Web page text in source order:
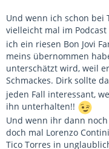
Und wenn ich schon bei
vielleicht mal im Podcast
ich ein riesen Bon Jovi
meins übernommen
unterschätzt wird, weil
Schmackes. Dirk sollte
jeden Fall interessant,
ihn unterhalten!!
Und wenn ihr dann
doch mal Lorenzo
Tico Torres in